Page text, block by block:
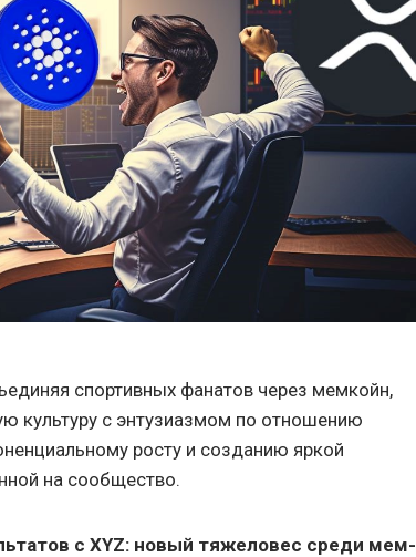
спортивных фанатов через мемкойн,
культуру с энтузиазмом по отношению
росту и созданию яркой
на сообщество.
с XYZ: новый тяжеловес среди мем-